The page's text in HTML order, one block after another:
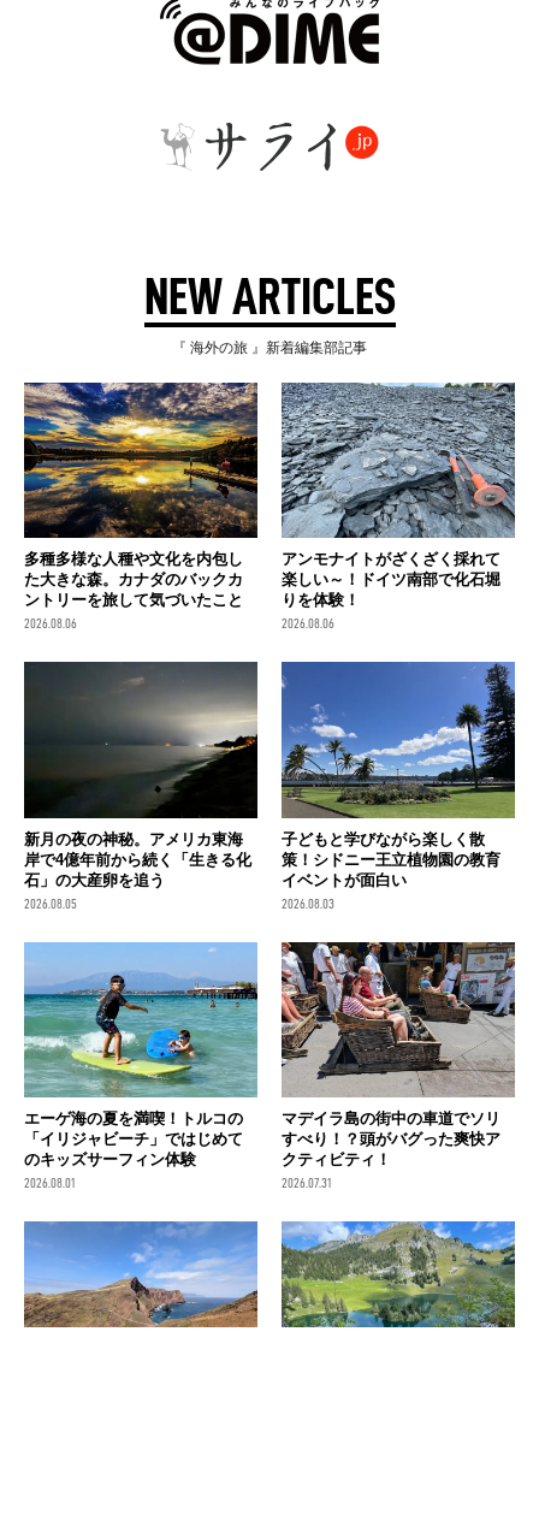
NEW ARTICLES
『 海外の旅 』新着編集部記事
多種多様な人種や文化を内包し
た大きな森。カナダのバックカ
ントリーを旅して気づいたこと
2026.08.06
アンモナイトがざくざく採れて
楽しい～！ドイツ南部で化石堀
りを体験！
2026.08.06
新月の夜の神秘。アメリカ東海
岸で4億年前から続く「生きる化
石」の大産卵を追う
2026.08.05
子どもと学びながら楽しく散
策！シドニー王立植物園の教育
イベントが面白い
2026.08.03
エーゲ海の夏を満喫！トルコの
「イリジャビーチ」ではじめて
のキッズサーフィン体験
2026.08.01
マデイラ島の街中の車道でソリ
すべり！？頭がバグった爽快ア
クティビティ！
2026.07.31